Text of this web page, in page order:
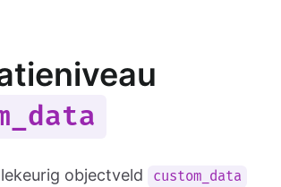
objectveld custom_data